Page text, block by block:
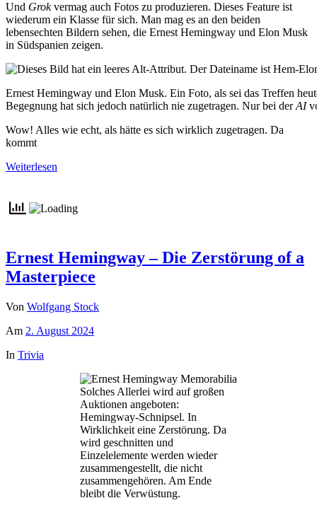
Und Grokvermag auch Fotos zu produzieren. Dieses Feature ist
wiederum ein Klasse für sich. Man mag es an den beiden
lebensechten Bildern sehen, die Ernest Hemingway und Elon Musk
in Südspanien zeigen.
Ernest Hemingway und Elon Musk. Ein Foto, als sei das Treffen
Begegnung hat sich jedoch natürlich nie zugetragen. Nur bei derAI
Wow! Alles wie echt, als hätte es sich wirklich zugetragen. Da
kommt
Weiterlesen
Ernest Hemingway – Die Zerstörung of a
Masterpiece
Von Wolfgang Stock
Am 2. August 2024
In Trivia
Solches Allerlei wird auf großen
Auktionen angeboten:
Hemingway-Schnipsel. In
Wirklichkeit eine Zerstörung. Da
wird geschnitten und
Einzelelemente werden wieder
zusammengestellt, die nicht
zusammengehören. Am Ende
bleibt die Verwüstung.